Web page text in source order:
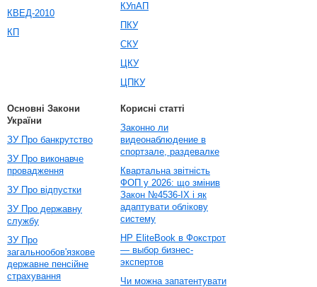
КВЕД-2010
КП
КУпАП
ПКУ
СКУ
ЦКУ
ЦПКУ
Основні Закони
України
ЗУ Про банкрутство
ЗУ Про виконавче
провадження
ЗУ Про відпустки
ЗУ Про державну
службу
ЗУ Про
загальнообов'язкове
державне пенсійне
страхування
Корисні статті
Законно ли
видеонаблюдение в
спортзале, раздевалке
Квартальна звітність
ФОП у 2026: що змінив
Закон №4536-IX і як
адаптувати облікову
систему
HP EliteBook в Фокстрот
— выбор бизнес-
экспертов
Чи можна запатентувати